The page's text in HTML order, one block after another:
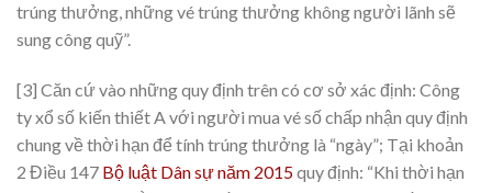
trúng thưởng, những vé trúng thưởng không người lãnh sẽ
sung công quỹ”.
[3] Căn cứ vào những quy định trên có cơ sở xác định: Công
ty xổ số kiến thiết A với người mua vé số chấp nhận quy định
chung về thời hạn để tính trúng thưởng là “ngày”; Tại khoản
2 Điều 147 Bộ luật Dân sự năm 2015quy định: “Khi thời hạn